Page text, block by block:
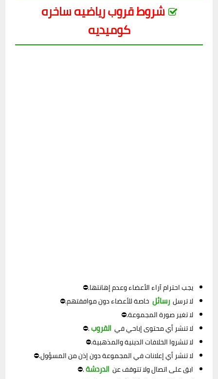
شروط قروب رياضيه ساخره
كوميديه
يجب احترام آراء الأعضاء وعدم إهانتها.⛔
لا ترسل رسائل خاصة للأعضاء دون موافقتهم.⛔
لا تغير صورة المجموعة.⛔
لا تنشر أي محتوى إباحي في القروب.⛔
لا تنشروا الخلافات الدينية والمذهبية.⛔
لا تنشر أي إعلانات في المجموعة دون إذن من المسؤول.⛔
ابق على اتصال ولا تتوقف عن الدردشة.⛔